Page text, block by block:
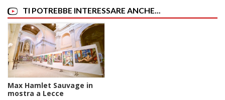
TI POTREBBE INTERESSARE ANCHE...
Max Hamlet Sauvage in
mostra a Lecce